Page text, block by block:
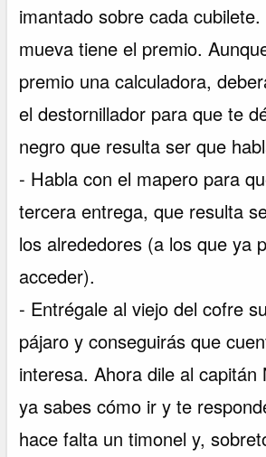
imantado sobre cada
mueva tiene el premio.
premio una calculadora,
el destornillador para que te
negro que resulta ser que
- Habla con el mapero para
tercera entrega, que resulta
los alrededores (a los que ya
acceder).
- Entrégale al viejo del cofre
pájaro y conseguirás que
interesa. Ahora dile al capitán
ya sabes cómo ir y te
hace falta un timonel y,